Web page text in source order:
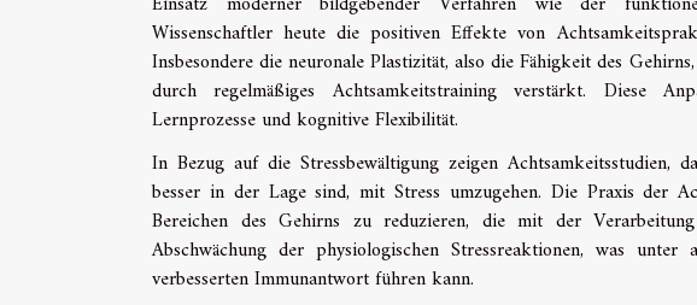
Wissenschaftler heute die positiven Effekte von
Insbesondere die neuronale Plastizität, also die Fähigkeit des
durch regelmäßiges Achtsamkeitstraining verstärkt. Diese
Lernprozesse und kognitive Flexibilität.
In Bezug auf die Stressbewältigung zeigen Achtsamkeitsstudien,
besser in der Lage sind, mit Stress umzugehen. Die Praxis der
Bereichen des Gehirns zu reduzieren, die mit der
Abschwächung der physiologischen Stressreaktionen, was
verbesserten Immunantwort führen kann.